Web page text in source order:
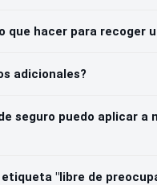
que hacer para recoger
adicionales?
seguro puedo aplicar a
etiqueta "libre de